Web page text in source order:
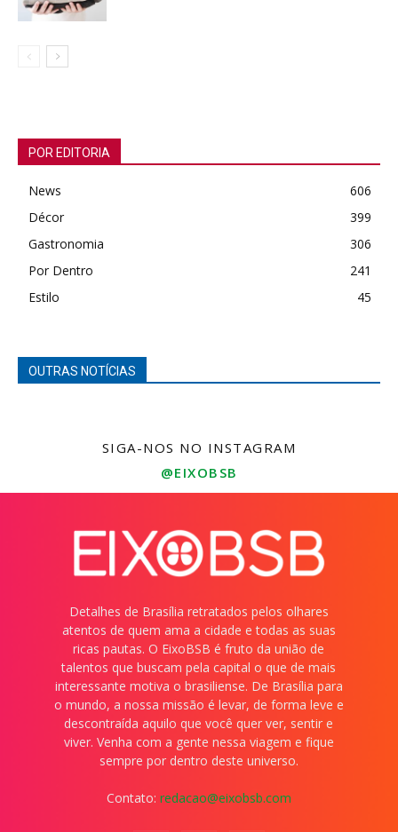
POR EDITORIA
News
606
Décor
399
Gastronomia
306
Por Dentro
241
Estilo
45
OUTRAS NOTÍCIAS
SIGA-NOS NO INSTAGRAM
@EIXOBSB
Detalhes de Brasília retratados pelos olhares
atentos de quem ama a cidade e todas as suas
ricas pautas. O EixoBSB é fruto da união de
talentos que buscam pela capital o que de mais
interessante motiva o brasiliense. De Brasília para
o mundo, a nossa missão é levar, de forma leve e
descontraída aquilo que você quer ver, sentir e
viver. Venha com a gente nessa viagem e fique
sempre por dentro deste universo.
Contato: redacao@eixobsb.com